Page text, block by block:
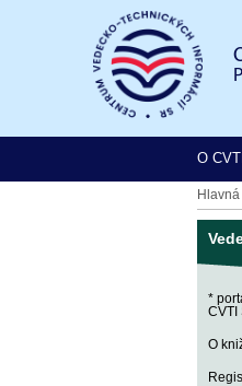
O
*
CVTI
O